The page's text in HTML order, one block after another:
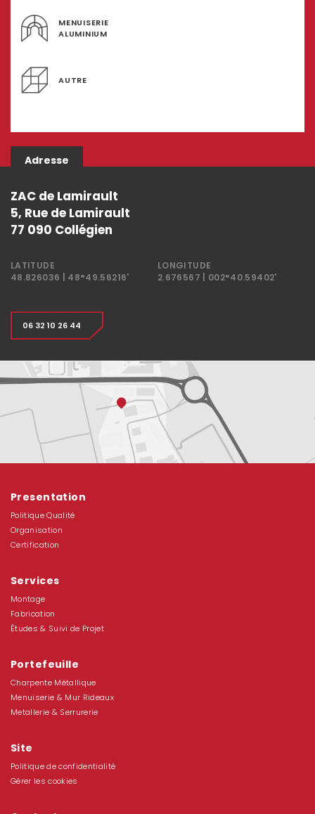
MENUISERIE
ALUMINIUM
AUTRE
ZAC de Lamirault
5, Rue de Lamirault
77 090 Collégien
LATITUDE
48.826036 | 48°49.56216'
LONGITUDE
2.676567 | 002°40.59402'
06 32 10 26 44
Presentation
Politique Qualité
Organisation
Certification
Services
Montage
Fabrication
Études & Suivi de Projet
Portefeuille
Charpente Métallique
Menuiserie & Mur Rideaux
Metallerie & Serrurerie
Site
Politique de confidentialité
Gérer les cookies